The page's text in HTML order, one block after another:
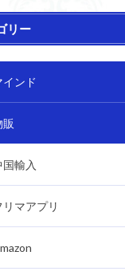
リー
インド
販
国輸入
リマアプリ